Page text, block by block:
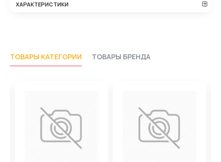
ХАРАКТЕРИСТИКИ
ТОВАРЫ КАТЕГОРИИ ТОВАРЫ БРЕНДА